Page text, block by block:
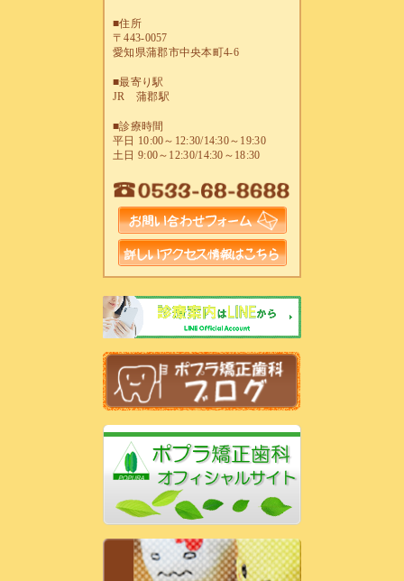
■住所
〒443-0057
愛知県蒲郡市中央本町4-6
■最寄り駅
JR 蒲郡駅
■診療時間
平日 10:00～12:30/14:30～19:30
土日 9:00～12:30/14:30～18:30